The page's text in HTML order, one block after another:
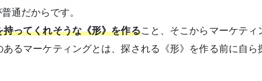
通だからです。
持ってくれそうな《形》を作ること、そこからマーケティ
るマーケティングとは、探される《形》を作る前に自ら